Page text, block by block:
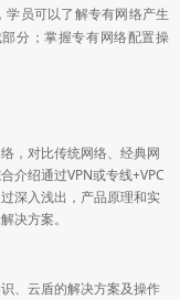
，对比传统网络、经典网
介绍通过VPN或专线+VPC
深入浅出，产品原理和实
决方案。
、云盾的解决方案及操作
员可以了解专有网络产生
分；掌握专有网络配置操